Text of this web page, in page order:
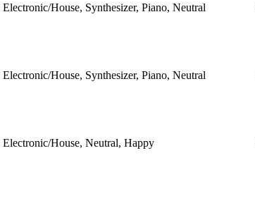
Electronic/House, Synthesizer, Piano, Neutral
Electronic/House, Synthesizer, Piano, Neutral
Electronic/House, Neutral, Happy